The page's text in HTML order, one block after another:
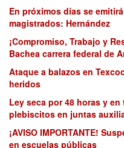
En próximos días se
magistrados: Hernández
¡Compromiso, Trabajo y
Bachea carrera federal de
Ataque a balazos en
heridos
Ley seca por 48 horas y
plebiscitos en juntas
¡AVISO IMPORTANTE!
en escuelas públicas